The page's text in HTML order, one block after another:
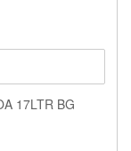
17LTR BG